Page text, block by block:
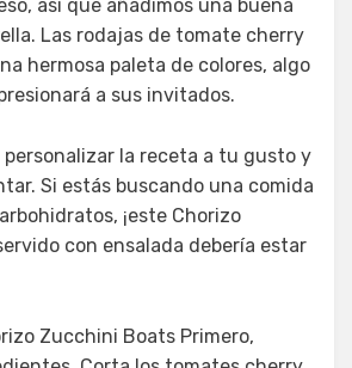
así que añadimos una buena
Las rodajas de tomate cherry
hermosa paleta de colores, algo
a sus invitados.
personalizar la receta a tu gusto y
Si estás buscando una comida
¡este Chorizo
con ensalada debería estar
Zucchini Boats Primero,